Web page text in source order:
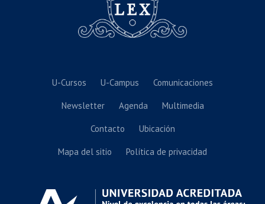
U-Cursos U-Campus Comunicaciones
Newsletter Agenda Multimedia
Contacto Ubicación
Mapa del sitio Política de privacidad